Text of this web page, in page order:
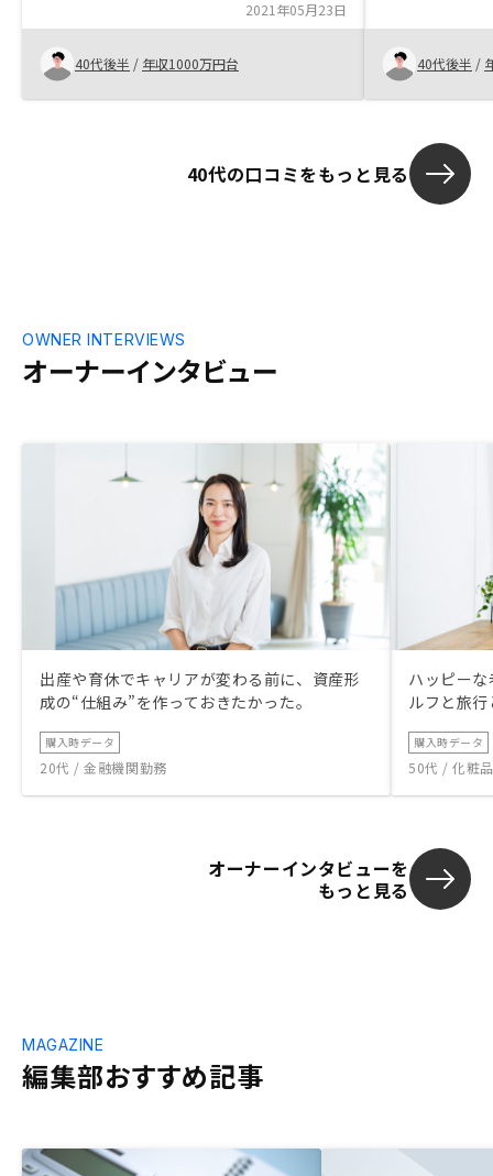
2021年05月23日
40代後半 / 年収1000万円台
印象でした。
サポートがあ
入された他の
なと思います。
40代後半 /
40代の口コミをもっと見る
オーナーインタビュー
OWNER INTERVIEWS
出産や育休でキャリアが変わる前に、資産形
成の“仕組み”を作っておきたかった。
購入時データ
20代 / 金融機関勤務
ハッピー
ルフと旅
購入時データ
50代 / 化粧
オーナーインタビューを
もっと見る
編集部おすすめ記事
MAGAZINE